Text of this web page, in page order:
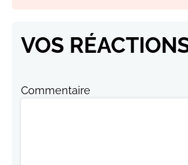
VOS
Commentaire